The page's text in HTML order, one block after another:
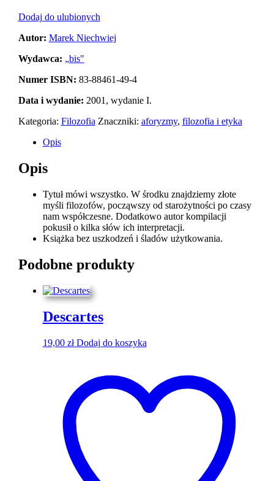
Dodaj do ulubionych
Autor: Marek Niechwiej
Wydawca: „bis"
Numer ISBN: 83-88461-49-4
Data i wydanie: 2001, wydanie I.
Kategoria: Filozofia Znaczniki: aforyzmy, filozofia i etyka
Opis
Opis
Tytuł mówi wszystko. W środku znajdziemy złote
myśli filozofów, począwszy od starożytności po czasy
nam współczesne. Dodatkowo autor kompilacji
pokusił o kilka słów ich interpretacji.
Książka bez uszkodzeń i śladów użytkowania.
Podobne produkty
Descartes
19,00 zł Dodaj do koszyka